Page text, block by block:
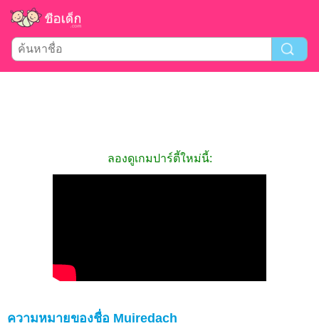
ลองดูเกมปาร์ตี้ใหม่นี้:
ความหมายของชื่อ Muiredach